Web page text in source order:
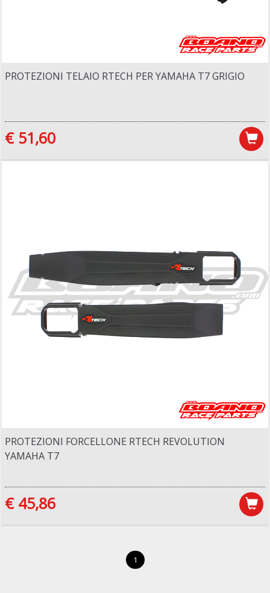
PROTEZIONI TELAIO RTECH PER YAMAHA T7 GRIGIO
€ 51,60
PROTEZIONI FORCELLONE RTECH REVOLUTION
YAMAHA T7
€ 45,86
1